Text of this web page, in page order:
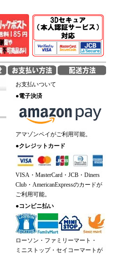
お支払いついて
●電子決済
アマゾンペイがご利用可能。
●クレジットカード
VISA・MasterCard・JCB・Diners
Club・AmericanExpressのカードが
ご利用可能。
●コンビニ払い
ローソン・ファミリーマート・
ミニストップ・セイコーマートが